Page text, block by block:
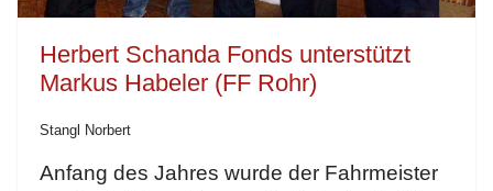
Herbert Schanda Fonds unterstützt
Markus Habeler (FF Rohr)
Stangl Norbert
Anfang des Jahres wurde der Fahrmeister